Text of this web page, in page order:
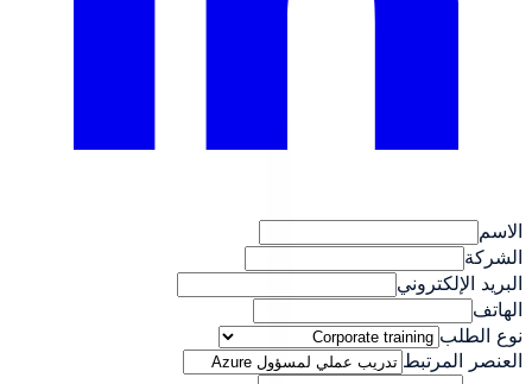
الاسم
الشركة
البريد الإلكتروني
الهاتف
نوع الطلب
العنصر المرتبط